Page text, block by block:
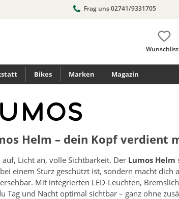
Frag uns 02741/9331705
Bikes Marken Magazin
Helm – dein Kopf verdient
auf, Licht an, volle Sichtbarkeit. Der Lumos Helm
einem Sturz geschützt ist, sondern macht dich
Mit integrierten LED-Leuchten,
Tag und Nacht optimal sichtbar – ganz ohne